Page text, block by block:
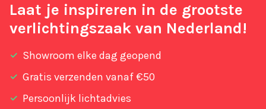
Laat je inspireren in de grootste
verlichtingszaak van Nederland!
Showroom elke dag geopend
Gratis verzenden vanaf €50
Persoonlijk lichtadvies